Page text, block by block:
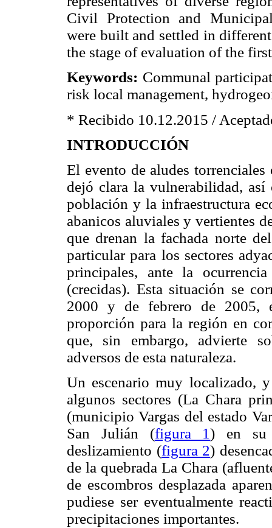
Civil Protection and
were built and settled in
the stage of evaluation of the
Keywords: Communal
risk local management,
* Recibido 10.12.2015 /
INTRODUCCIÓN
El evento de aludes
dejó clara la vulnerabilidad,
población y la infraestructura
abanicos aluviales y vertientes
que drenan la fachada norte
particular para los sectores
principales, ante la
(crecidas). Esta situación se
2000 y de febrero de 2005,
proporción para la región en
que, sin embargo, advierte
adversos de esta naturaleza.
Un escenario muy localizado,
algunos sectores (La Chara
(municipio Vargas del estado
San Julián (figura 1) en su
deslizamiento (figura 2)
de la quebrada La Chara
de escombros desplazada
pudiese ser eventualmente
precipitaciones importantes.